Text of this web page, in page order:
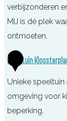
n
d
s
p
u
i
t
h
verbijzonderen
MIJ is dé plek
ontmoeten.
M
u
s
e
u
3Speeltuin
Unieke
omgeving voor
beperking.